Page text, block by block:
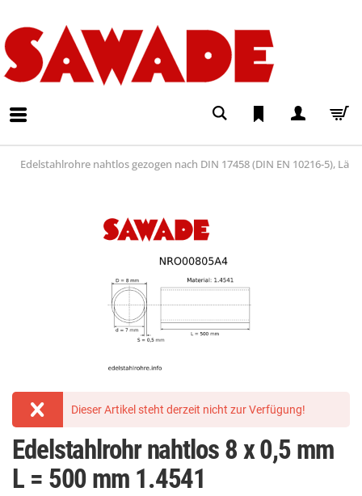
Edelstahlrohre nahtlos gezogen nach DIN 17458 (DIN EN 10216-5),
Dieser Artikel steht derzeit nicht zur Verfügung!
Edelstahlrohr nahtlos 8 x 0,5 mm
L = 500 mm 1.4541